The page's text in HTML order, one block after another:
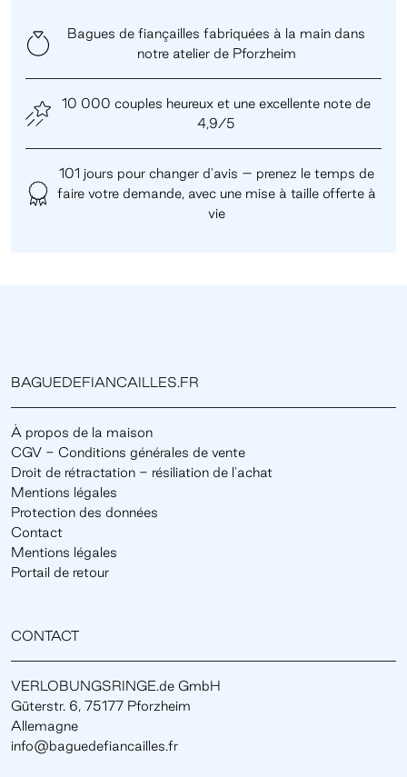
Bagues de fiançailles fabriquées à la main dans
notre atelier de Pforzheim
10 000 couples heureux et une excellente note de
4,9/5
101 jours pour changer d'avis – prenez le temps de
faire votre demande, avec une mise à taille offerte à
vie
BAGUEDEFIANCAILLES.FR
À propos de la maison
CGV - Conditions générales de vente
Droit de rétractation - résiliation de l'achat
Mentions légales
Protection des données
Contact
Mentions légales
Portail de retour
CONTACT
VERLOBUNGSRINGE.de GmbH
Güterstr. 6, 75177 Pforzheim
Allemagne
info@baguedefiancailles.fr